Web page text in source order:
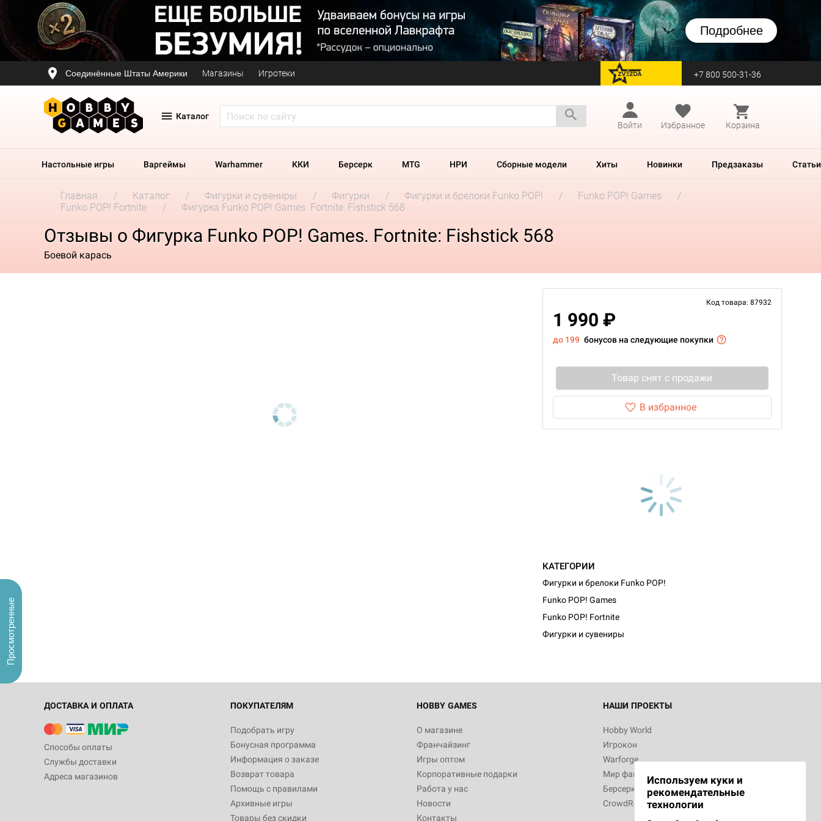
Подробнее
Соединённые Штаты Америки Магазины Игротеки перейти на Zvezda +7 800 500-31-36
Каталог
Войти
Избранное Корзина
Настольные игры Варгеймы Warhammer ККИ Берсерк MTG НРИ Сборные модели Хиты Новинки Предзаказы Статьи
Главная Каталог Фигурки и сувениры Фигурки Фигурки и брелоки Funko POP!
Funko POP! Games
Funko POP! Fortnite
Фигурка Funko POP! Games. Fortnite: Fishstick 568
Отзывы о Фигурка Funko POP! Games. Fortnite: Fishstick 568
Боевой карась
Код товара: 87932
1 990 ₽
до 199 бонусов на следующие покупки
Товар снят с продажи
В избранное
КАТЕГОРИИ
Фигурки и брелоки Funko POP!
Funko POP! Games
Funko POP! Fortnite
Фигурки и сувениры
ДОСТАВКА И ОПЛАТА
Способы оплаты
Службы доставки
Адреса магазинов
ПОКУПАТЕЛЯМ
Подобрать игру
Бонусная программа
Информация о заказе
Возврат товара
Помощь с правилами
Архивные игры
Товары без скидки
HOBBY GAMES
О магазине
Франчайзинг
Игры оптом
Корпоративные подарки
Работа у нас
Новости
Контакты
НАШИ ПРОЕКТЫ
Hobby World
Игрокон
Warforge
Мир фантастики
Берсерк
CrowdRepublic
Используем куки и
рекомендательные
технологии
Просмотренные
Белая смерть
12 990
Настольная игра Hobby World Берсерк.
3 490